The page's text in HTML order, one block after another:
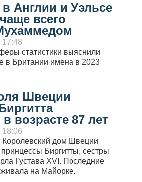
в Англии и Уэльсе
всего
17:48
статистики выяснили
в Британии имена в 2023
Швеции
возрасте 87 лет
18:06
Королевский дом Швеции
Биргитты, сестры
Густава XVI. Последние
на Майорке.